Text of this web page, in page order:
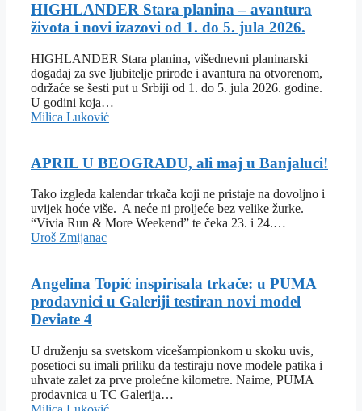
HIGHLANDER Stara planina – avantura
života i novi izazovi od 1. do 5. jula 2026.
HIGHLANDER Stara planina, višednevni planinarski
događaj za sve ljubitelje prirode i avantura na otvorenom,
održaće se šesti put u Srbiji od 1. do 5. jula 2026. godine.
U godini koja…
Milica Luković
APRIL U BEOGRADU, ali maj u Banjaluci!
Tako izgleda kalendar trkača koji ne pristaje na dovoljno i
uvijek hoće više. A neće ni proljeće bez velike žurke.
“Vivia Run & More Weekend” te čeka 23. i 24.…
Uroš Zmijanac
Angelina Topić inspirisala trkače: u PUMA
prodavnici u Galeriji testiran novi model
Deviate 4
U druženju sa svetskom vicešampionkom u skoku uvis,
posetioci su imali priliku da testiraju nove modele patika i
uhvate zalet za prve prolećne kilometre. Naime, PUMA
prodavnica u TC Galerija…